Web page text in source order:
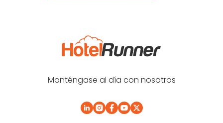
Manténgase al día con nosotros